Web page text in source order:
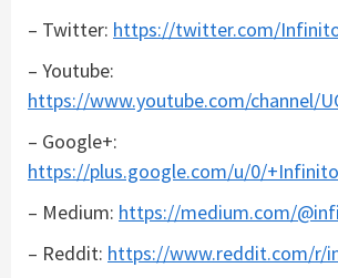
– Twitter: https://twitter.com/
– Youtube:
https://www.youtube.com/channel/
– Google+:
https://plus.google.com/u/0/
– Medium: https://medium.com/
– Reddit: https://www.reddit.com/r/